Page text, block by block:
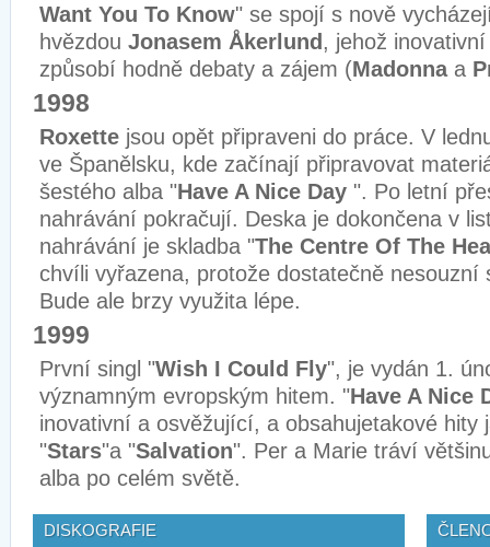
Want You To Know" se spojí s nově
hvězdou Jonasem Åkerlund, jehož
způsobí hodně debaty a zájem (Madonnaa
1998
Roxette jsou opět připraveni do práce. V
ve Španělsku, kde začínají připravovat
šestého alba "Have A Nice Day ". Po letní
nahrávání pokračují. Deska je dokončena v
nahrávání je skladba "The Centre Of The
chvíli vyřazena, protože dostatečně nesouzní
Bude ale brzy využita lépe.
1999
První singl "Wish I Could Fly", je vydán 1.
významným evropským hitem. "Have A Nice
inovativní a osvěžující, a obsahujetakové hity
"Stars"a "Salvation". Per a Marie tráví
alba po celém světě.
DISKOGRAFIE